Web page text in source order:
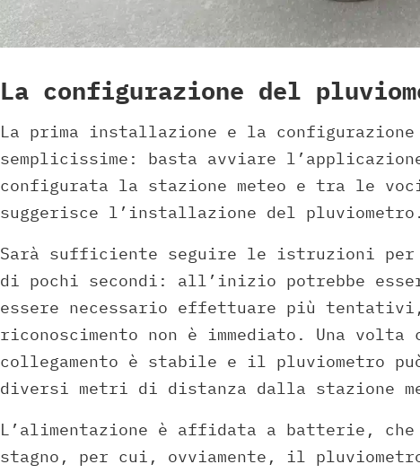
La configurazione del
La prima installazione e la configurazione
semplicissime: basta avviare
configurata la stazione meteo e tra le
suggerisce l’installazione del pluviometro.
Sarà sufficiente seguire le istruzioni per
di pochi secondi: all’inizio potrebbe
essere necessario effettuare più
riconoscimento non è immediato. Una
collegamento è stabile e il pluviometro
diversi metri di distanza dalla stazione
L’alimentazione è affidata a batterie, che
stagno, per cui, ovviamente, il